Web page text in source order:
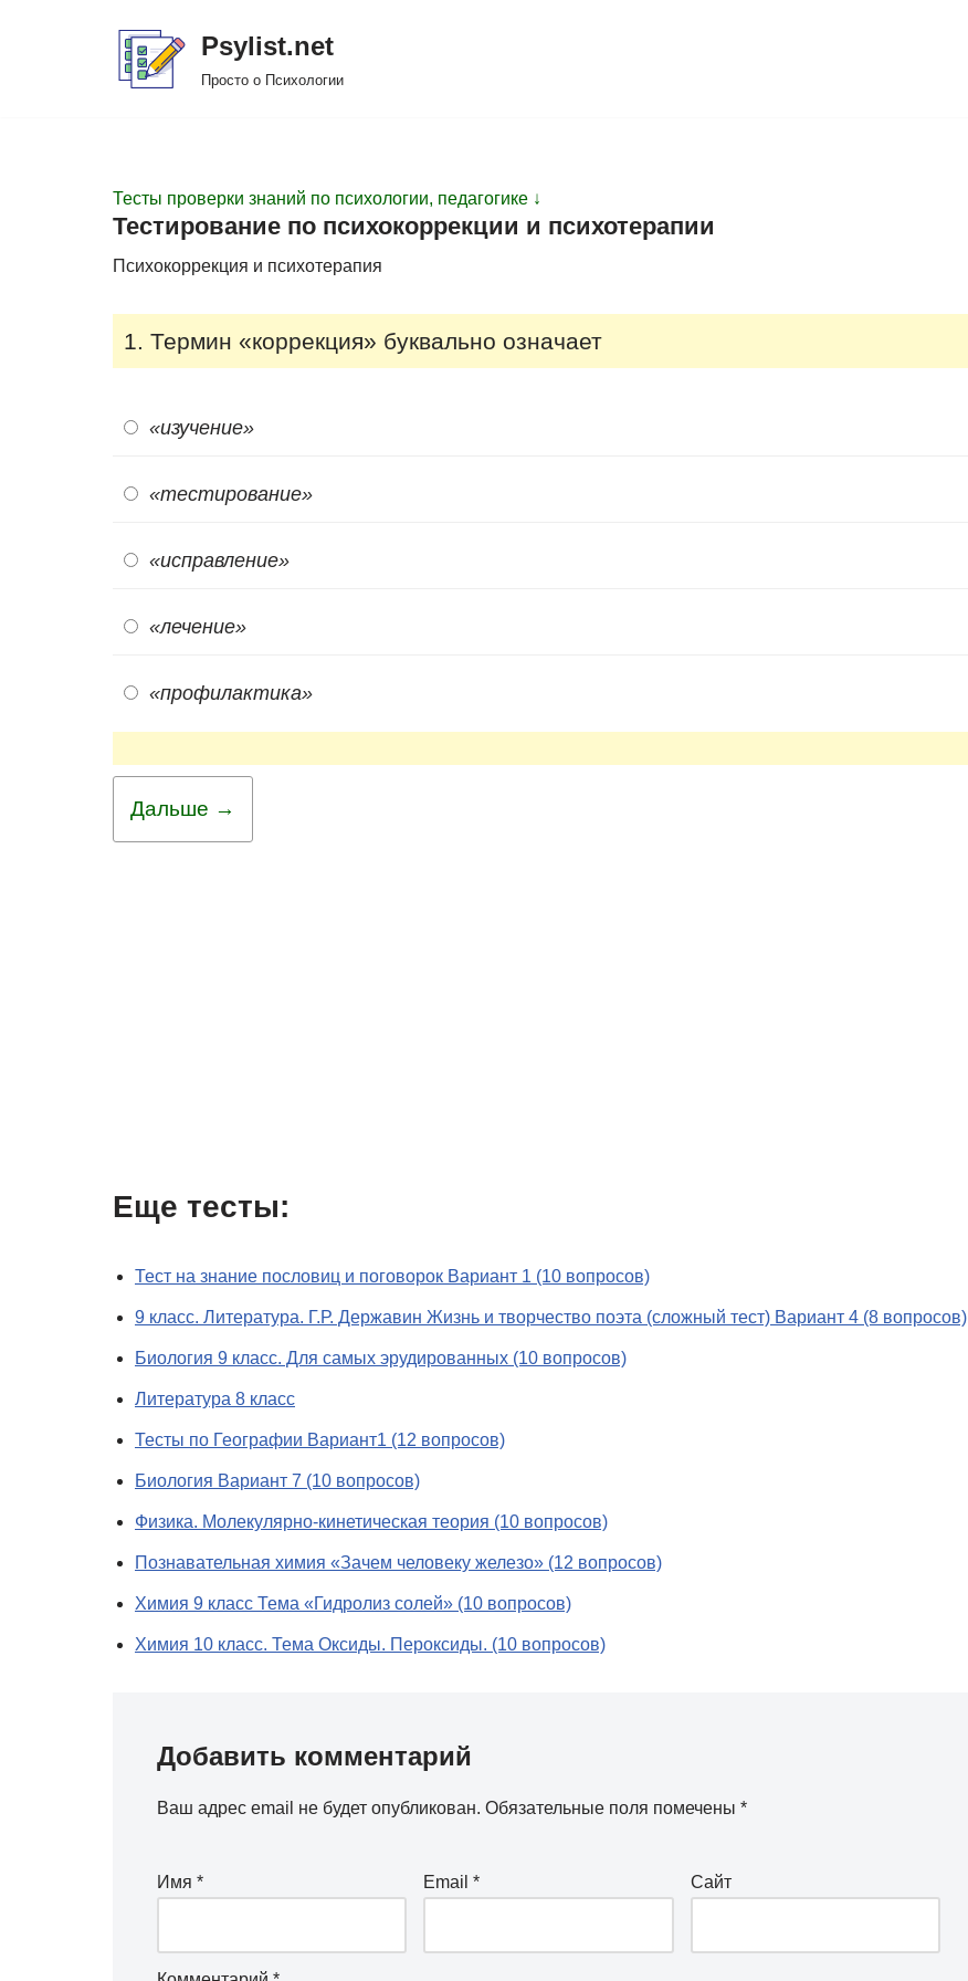
Psylist.net
Просто о Психологии
Тесты проверки знаний по психологии, педагогике ↓
Тестирование по психокоррекции и психотерапии
Психокоррекция и психотерапия
1. Термин «коррекция» буквально означает
«изучение»
«тестирование»
«исправление»
«лечение»
«профилактика»
Дальше →
Еще тесты:
Тест на знание пословиц и поговорок Вариант 1 (10 вопросов)
9 класс. Литература. Г.Р. Державин Жизнь и творчество поэта (сложный тест) Вариант 4 (8 вопросов)
Биология 9 класс. Для самых эрудированных (10 вопросов)
Литература 8 класс
Тесты по Географии Вариант1 (12 вопросов)
Биология Вариант 7 (10 вопросов)
Физика. Молекулярно-кинетическая теория (10 вопросов)
Познавательная химия «Зачем человеку железо» (12 вопросов)
Химия 9 класс Тема «Гидролиз солей» (10 вопросов)
Химия 10 класс. Тема Оксиды. Пероксиды. (10 вопросов)
Добавить комментарий
Ваш адрес email не будет опубликован. Обязательные поля помечены *
Имя * Email* Сайт